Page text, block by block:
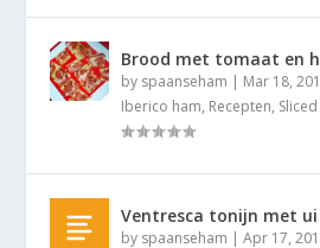
Brood met tomaat en
by spaanseham | Mar 18,
Iberico ham, Recepten,
Ventresca tonijn met
by spaanseham |Apr 17,